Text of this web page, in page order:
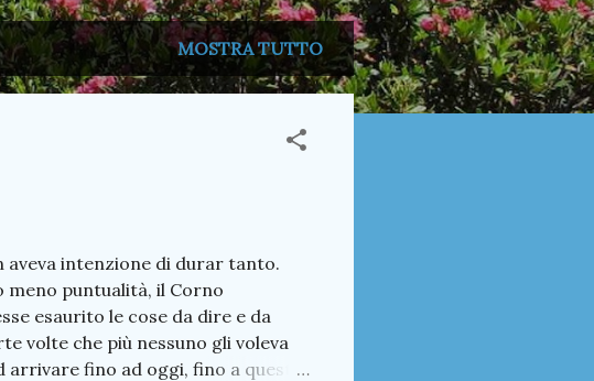
MOSTRA TUTTO
aveva intenzione di durar tanto.
meno puntualità, il Corno
esaurito le cose da dire e da
volte che più nessuno gli voleva
arrivare fino ad oggi, fino a questo